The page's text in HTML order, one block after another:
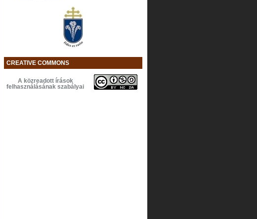
CREATIVE COMMONS
A közreadott írások
felhasználásának szabályai